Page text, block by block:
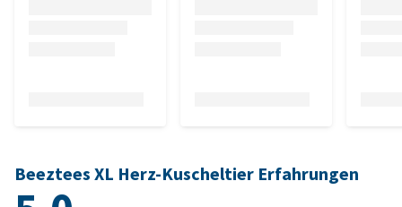
Beeztees XL Herz-Kuscheltier Erfahrungen